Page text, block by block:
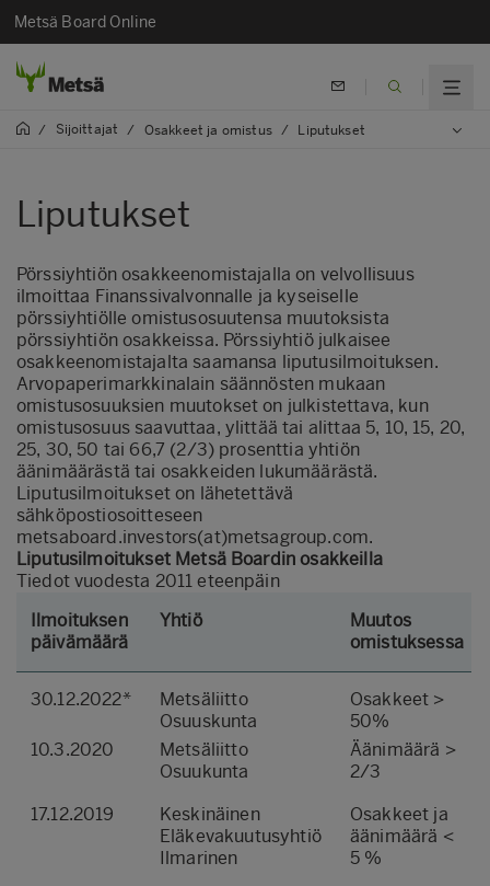
Metsä Board Online
/ Sijoittajat / Osakkeet ja omistus / Liputukset
Liputukset
Pörssiyhtiön osakkeenomistajalla on velvollisuus
ilmoittaa Finanssivalvonnalle ja kyseiselle
pörssiyhtiölle omistusosuutensa muutoksista
pörssiyhtiön osakkeissa. Pörssiyhtiö julkaisee
osakkeenomistajalta saamansa liputusilmoituksen.
Arvopaperimarkkinalain säännösten mukaan
omistusosuuksien muutokset on julkistettava, kun
omistusosuus saavuttaa, ylittää tai alittaa 5, 10, 15, 20,
25, 30, 50 tai 66,7 (2/3) prosenttia yhtiön
äänimäärästä tai osakkeiden lukumäärästä.
Liputusilmoitukset on lähetettävä
sähköpostiosoitteseen
metsaboard.investors(at)metsagroup.com.
Liputusilmoitukset Metsä Boardin osakkeilla
Tiedot vuodesta 2011 eteenpäin
Ilmoituksen
päivämäärä
Yhtiö
Muutos
omistuksessa
30.12.2022*
Metsäliitto
Osuuskunta
Osakkeet >
50%
10.3.2020
Metsäliitto
Osuukunta
Äänimäärä >
2/3
17.12.2019
Keskinäinen
Eläkevakuutusyhtiö
Ilmarinen
Osakkeet ja
äänimäärä <
5 %